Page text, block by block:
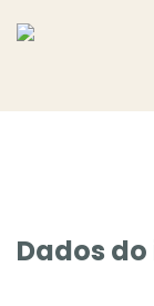
Dados